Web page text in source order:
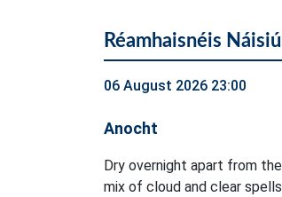
Réamhaisnéis
06 August 2026 23:00
Anocht
Dry overnight apart from
mix of cloud and clear